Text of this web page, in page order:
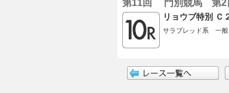
第11回 門別競馬 第2
リョウブ特別
サラブレッド系 一